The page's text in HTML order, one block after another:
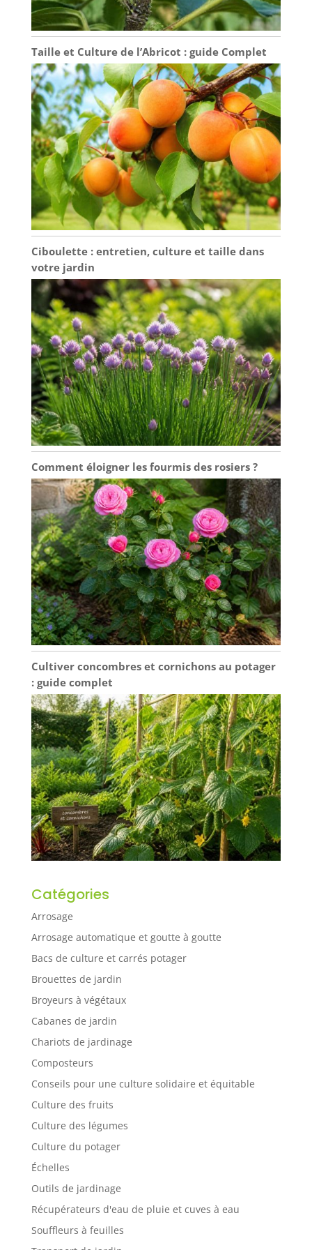
désherbeur, de
l'excavation, de
l'ensemencement,
du mélange
d'engrais, de
l'aménagement
paysager, de la
mise en pot, de la
poussée d'une
tondeuse à gazon
ou d'un monocycle,
de l'élagage, etc.
vous n'avez pas à
vous soucier d'être
blessé par des
plantes épineuses
comme les roses,
les cactus, la vigne
chêne, les arbustes
de mûres. [cadeau
parfait] - le café est
plus simple et
élégant que les
couleurs
traditionnelles.
Grâce à la
technologie
professionnelle de
traitement du cuir,
les gants
répondent aux
exigences
environnementales.
Gants de protection
pour: jardiniers,
charpentiers,
forestiers,
soudeurs,
électriciens,
camionneurs,
chauffeurs,
artisans, forgerons,
ferronniers,
ouvriers de la
construction,
le premier choix
pour vous - même
ou un ami, que ce
soit un homme ou
une femme.
[garantie de
satisfaction] - nous
confirmons notre
affirmation que ce
gant est le meilleur
sur le marché. Vous
pouvez vous calmer
envoyez - nous un
donnerons de
Taille et Culture de l’Abricot : guide Complet
Ciboulette : entretien, culture et taille dans
votre jardin
Comment éloigner les fourmis des rosiers ?
Cultiver concombres et cornichons au potager
: guide complet
Catégories
Arrosage
Arrosage automatique et goutte à goutte
Bacs de culture et carrés potager
Brouettes de jardin
Broyeurs à végétaux
Cabanes de jardin
Chariots de jardinage
Composteurs
Conseils pour une culture solidaire et équitable
Culture des fruits
Culture des légumes
Culture du potager
Échelles
Outils de jardinage
Récupérateurs d'eau de pluie et cuves à eau
Souffleurs à feuilles